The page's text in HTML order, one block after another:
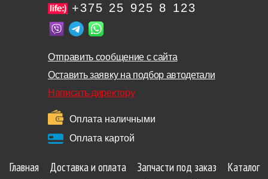
+375 25 925 8 123
Отправить сообщение с сайта
Оставить заявку на подбор автодетали
Написать директору
Оплата наличными
Оплата картой
Главная Доставка и оплата Запчасти под заказ
Каталог